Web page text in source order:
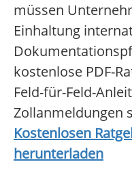
müssen
Einhaltung
kostenlose PDF-
Feld-für-Feld-
Zollanmeldungen
Kostenlosen
herunterladen